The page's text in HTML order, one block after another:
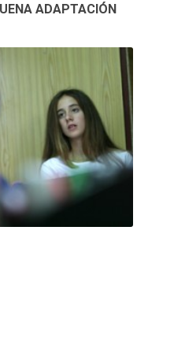
ADAPTACIÓN